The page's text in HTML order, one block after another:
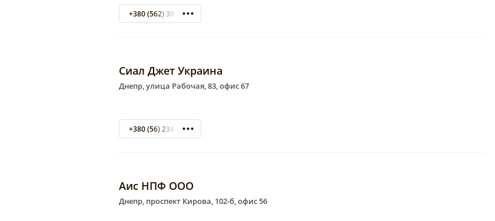
+380 (562) 38-03-40
Сиал Джет Украина
Днепр, улица Рабочая, 83, офис 67
+380 (56) 234-29-92
Аис НПФ ООО
Днепр, проспект Кирова, 102-б, офис 56